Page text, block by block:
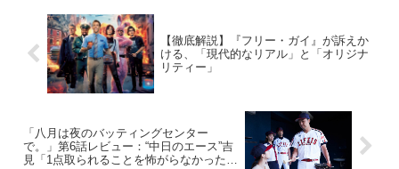
【徹底解説】『フリー・ガイ』が訴えか
ける、「現代的なリアル」と「オリジナ
リティー」
「八月は夜のバッティングセンター
で。」第6話レビュー：“中日のエース”吉
見「1点取られることを怖がらなかったか